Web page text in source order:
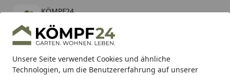
Unsere Seite verwendet Cookies und ähnliche
Technologien, um die Benutzererfahrung auf unserer
KÖMPF24
kostenlos - Im App Store
Hotline
Alle Produkte
Mein Konto